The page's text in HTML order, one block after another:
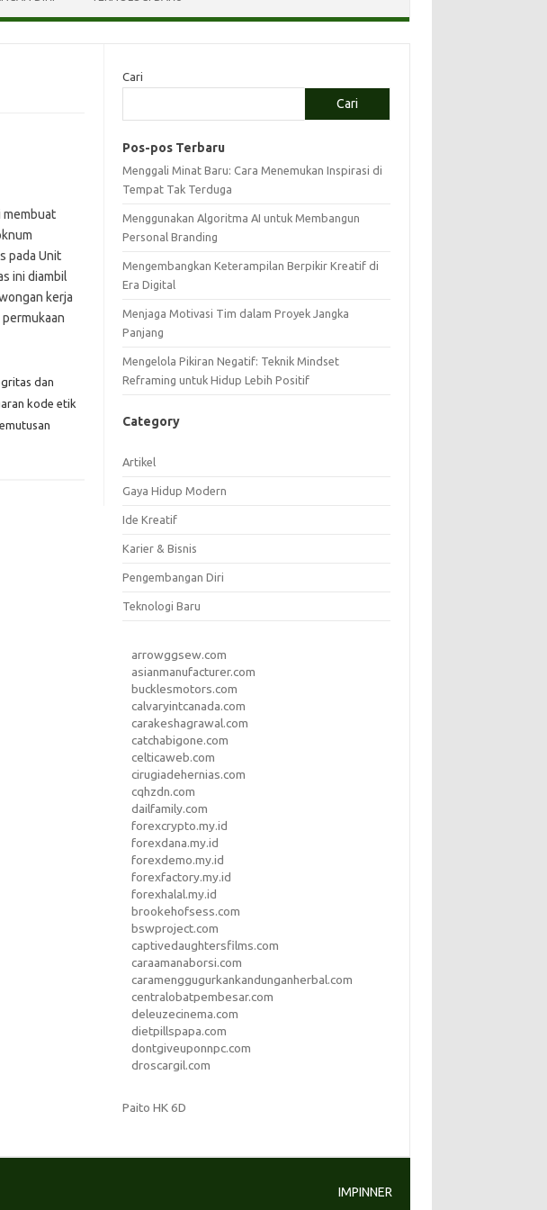
membuat
pada Unit
ini diambil
kerja
dan
kode etik
Cari
Cari
Pos-pos Terbaru
Menggali Minat Baru: Cara Menemukan Inspirasi di
Tempat Tak Terduga
Menggunakan Algoritma AI untuk Membangun
Personal Branding
Mengembangkan Keterampilan Berpikir Kreatif di
Era Digital
Menjaga Motivasi Tim dalam Proyek Jangka
Panjang
Mengelola Pikiran Negatif: Teknik Mindset
Reframing untuk Hidup Lebih Positif
Category
Artikel
Gaya Hidup Modern
Ide Kreatif
Karier & Bisnis
Pengembangan Diri
Teknologi Baru
arrowggsew.com
asianmanufacturer.com
bucklesmotors.com
calvaryintcanada.com
carakeshagrawal.com
catchabigone.com
celticaweb.com
cirugiadehernias.com
cqhzdn.com
dailfamily.com
forexcrypto.my.id
forexdana.my.id
forexdemo.my.id
forexfactory.my.id
forexhalal.my.id
brookehofsess.com
bswproject.com
captivedaughtersfilms.com
caraamanaborsi.com
caramenggugurkankandunganherbal.com
centralobatpembesar.com
deleuzecinema.com
dietpillspapa.com
dontgiveuponnpc.com
droscargil.com
Paito HK 6D
IMPINNER